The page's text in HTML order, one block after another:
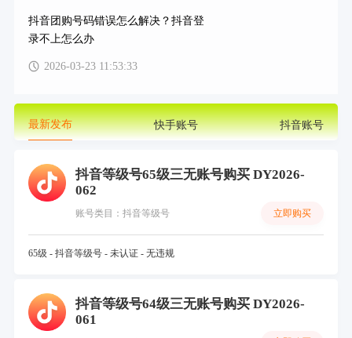
抖音团购号码错误怎么解决？抖音登
录不上怎么办
2026-03-23 11:53:33
最新发布 快手账号 抖音账号
抖音等级号65级三无账号购买 DY2026-
062
账号类目：抖音等级号 立即购买
65级 - 抖音等级号 - 未认证 - 无违规
抖音等级号64级三无账号购买 DY2026-
061